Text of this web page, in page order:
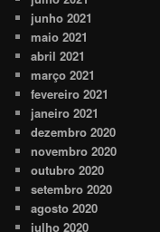
junho 2021
maio 2021
abril 2021
março 2021
fevereiro 2021
janeiro 2021
dezembro 2020
novembro 2020
outubro 2020
setembro 2020
agosto 2020
julho 2020